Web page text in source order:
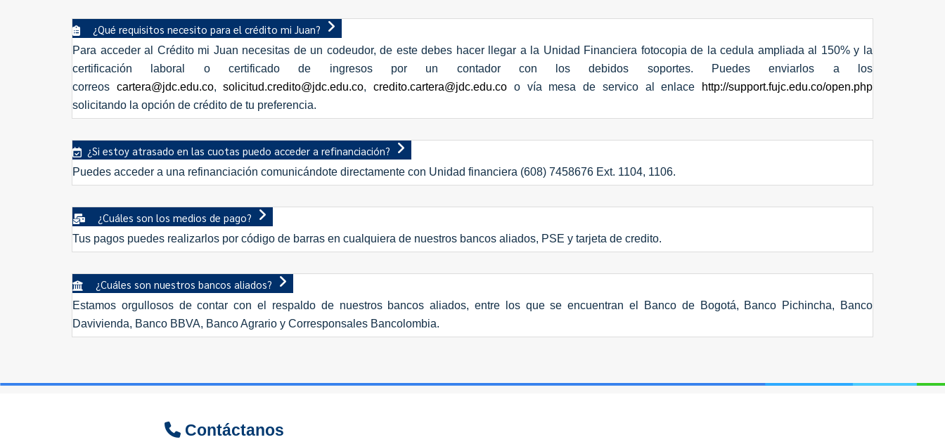
¿Qué requisitos necesito para el crédito mi Juan?
Para acceder al Crédito mi Juan necesitas de un codeudor, de este debes hacer llegar a la Unidad Financiera fotocopia de la cedula ampliada al 150% y la
certificación laboral o certificado de ingresos por un contador con los debidos soportes. Puedes enviarlos a los
correos cartera@jdc.edu.co,solicitud.credito@jdc.edu.co,credito.cartera@jdc.edu.co o vía mesa de servico al enlace
http://support.fujc.edu.co/open.php
solicitando la opción de crédito de tu preferencia.
¿Si estoy atrasado en las cuotas puedo acceder a refinanciación?
Puedes acceder a una refinanciación comunicándote directamente con Unidad financiera (608) 7458676 Ext. 1104, 1106.
¿Cuáles son los medios de pago?
Tus pagos puedes realizarlos por código de barras en cualquiera de nuestros bancos aliados, PSE y tarjeta de credito.
¿Cuáles son nuestros bancos aliados?
Estamos orgullosos de contar con el respaldo de nuestros bancos aliados, entre los que se encuentran el Banco de Bogotá, Banco Pichincha, Banco
Davivienda, Banco BBVA, Banco Agrario y Corresponsales Bancolombia.
Contáctanos